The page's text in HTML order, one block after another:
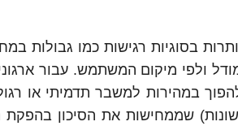
בסוגיות רגישות כמו גבולות
ולפי מיקום המשתמש. עבור
במהירות למשבר תדמיתי או
שונות) שממחישות את הסיכון